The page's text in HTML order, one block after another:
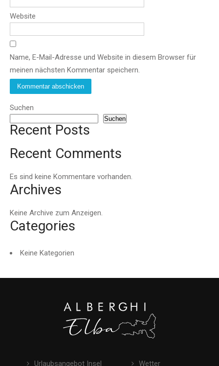
Website
Name, E-Mail-Adresse und Website in diesem Browser für
meinen nächsten Kommentar speichern.
Suchen
Suchen
Recent Posts
Recent Comments
Es sind keine Kommentare vorhanden.
Archives
Keine Archive zum Anzeigen.
Categories
Keine Kategorien
Urlaubsangebot Insel Wetter